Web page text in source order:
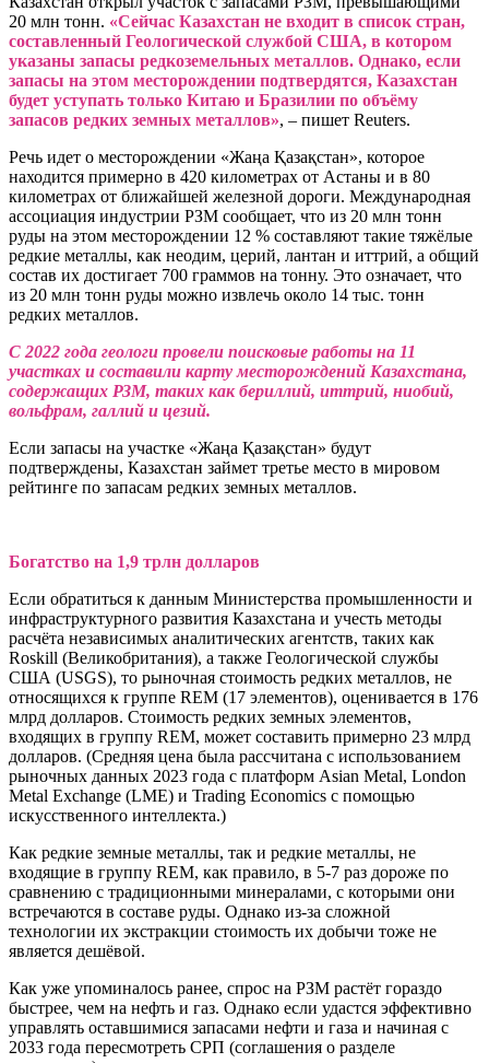
20 млн тонн. «Сейчас Казахстан не входит в список стран,
составленный Геологической службой США, в котором
указаны запасы редкоземельных металлов. Однако, если
запасы на этом месторождении подтвердятся, Казахстан
будет уступать только Китаю и Бразилии по объёму
запасов редких земных металлов», – пишет Reuters.
Речь идет о месторождении «Жаңа Қазақстан», которое
находится примерно в 420 километрах от Астаны и в 80
километрах от ближайшей железной дороги. Международная
ассоциация индустрии РЗМ сообщает, что из 20 млн тонн
руды на этом месторождении 12 % составляют такие тяжёлые
редкие металлы, как неодим, церий, лантан и иттрий, а общий
состав их достигает 700 граммов на тонну. Это означает, что
из 20 млн тонн руды можно извлечь около 14 тыс. тонн
редких металлов.
С 2022 года геологи провели поисковые работы на 11
участках и составили карту месторождений Казахстана,
содержащих РЗМ, таких как бериллий, иттрий, ниобий,
вольфрам, галлий и цезий.
Если запасы на участке «Жаңа Қазақстан» будут
подтверждены, Казахстан займет третье место в мировом
рейтинге по запасам редких земных металлов.
Богатство на 1,9 трлн долларов
Если обратиться к данным Министерства промышленности и
инфраструктурного развития Казахстана и учесть методы
расчёта независимых аналитических агентств, таких как
Roskill (Великобритания), а также Геологической службы
США (USGS), то рыночная стоимость редких металлов, не
относящихся к группе REM (17 элементов), оценивается в 176
млрд долларов. Стоимость редких земных элементов,
входящих в группу REM, может составить примерно 23 млрд
долларов. (Средняя цена была рассчитана с использованием
рыночных данных 2023 года с платформ Asian Metal, London
Metal Exchange (LME) и Trading Economics с помощью
искусственного интеллекта.)
Как редкие земные металлы, так и редкие металлы, не
входящие в группу REM, как правило, в 5-7 раз дороже по
сравнению с традиционными минералами, с которыми они
встречаются в составе руды. Однако из-за сложной
технологии их экстракции стоимость их добычи тоже не
является дешёвой.
Как уже упоминалось ранее, спрос на РЗМ растёт гораздо
быстрее, чем на нефть и газ. Однако если удастся эффективно
управлять оставшимися запасами нефти и газа и начиная с
2033 года пересмотреть СРП (соглашения о разделе